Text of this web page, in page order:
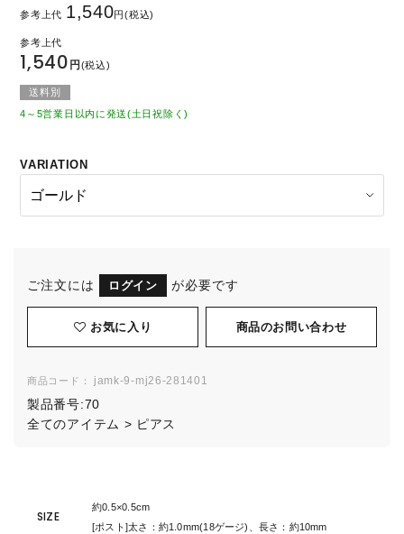
参考上代 1,540円(税込)
1,540 円(税込)
送料別
4～5営業日以内に発送(土日祝除く)
VARIATION
ご注文には ログイン が必要です
お気に入り
商品コード： jamk-9-mj26-281401
製品番号:70
全てのアイテム > ピアス
SIZE
約0.5×0.5cm
[ポスト]太さ：約1.0mm(18ゲージ)、長さ：約10mm